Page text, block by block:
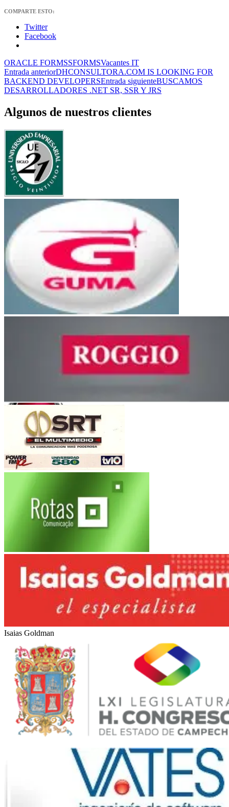
COMPARTE ESTO:
Twitter
Facebook
ORACLE FORMSSFORMSVacantes IT
Navegación
de
Entrada anteriorDHCONSULTORA.COM IS LOOKING FOR
BACKEND DEVELOPERSEntrada siguienteBUSCAMOS
DESARROLLADORES .NET SR, SSR Y JRS
Algunos de nuestros clientes
Bancor
Orfeo Superdomo
Fiat Auto
(Argentina-Brasil)
Marítimas Heinlein
Isaias Goldman
LXI Legislatura del Estado de Campeche (México)